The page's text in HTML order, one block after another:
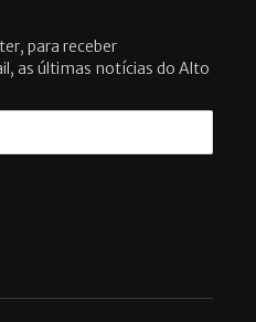
para receber
as últimas notícias do Alto